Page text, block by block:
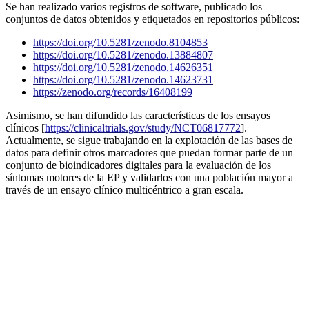
Se han realizado varios registros de software, publicado los
conjuntos de datos obtenidos y etiquetados en repositorios públicos:
https://doi.org/10.5281/zenodo.8104853
https://doi.org/10.5281/zenodo.13884807
https://doi.org/10.5281/zenodo.14626351
https://doi.org/10.5281/zenodo.14623731
https://zenodo.org/records/16408199
Asimismo, se han difundido las características de los ensayos
clínicos [https://clinicaltrials.gov/study/NCT06817772].
Actualmente, se sigue trabajando en la explotación de las bases de
datos para definir otros marcadores que puedan formar parte de un
conjunto de bioindicadores digitales para la evaluación de los
síntomas motores de la EP y validarlos con una población mayor a
través de un ensayo clínico multicéntrico a gran escala.